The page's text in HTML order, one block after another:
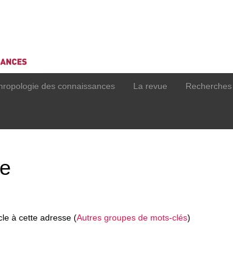
des connaissances La revue Recherches
à cette adresse (Autres groupes de mots-clés)